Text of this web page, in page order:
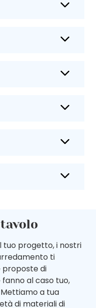
tuo progetto, i nostri
ti
proposte di
al caso tuo,
a tua
di materiali di